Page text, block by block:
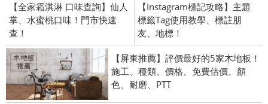
【全家霜淇淋 口味查詢】仙人
掌、水蜜桃口味！門市快速
查！
【Instagram標記攻略】主題
標籤Tag使用教學、標註朋
友、地標！
【屏東推薦】評價最好的5家木地板！
施工、種類、價格、免費估價、顏
色、耐磨、PTT